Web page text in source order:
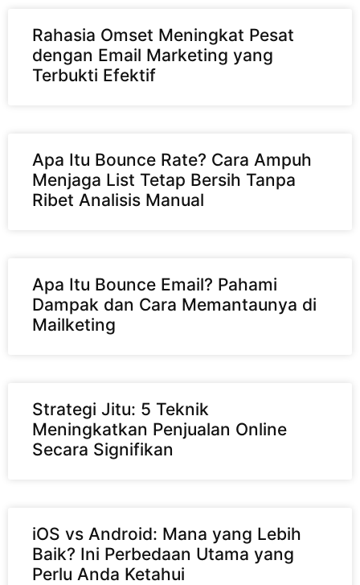
Rahasia Omset Meningkat Pesat
dengan Email Marketing yang
Terbukti Efektif
Apa Itu Bounce Rate? Cara Ampuh
Menjaga List Tetap Bersih Tanpa
Ribet Analisis Manual
Apa Itu Bounce Email? Pahami
Dampak dan Cara Memantaunya di
Mailketing
Strategi Jitu: 5 Teknik
Meningkatkan Penjualan Online
Secara Signifikan
iOS vs Android: Mana yang Lebih
Baik? Ini Perbedaan Utama yang
Perlu Anda Ketahui